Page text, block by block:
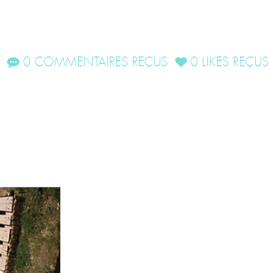
0 COMMENTAIRES REÇUS 0 LIKES REÇUS